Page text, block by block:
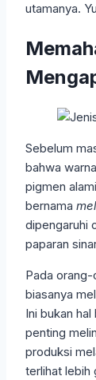
utamanya.
Sebelum
bahwa
pigmen
bernama
dipengaruhi
paparan
Pada
biasanya
Ini bukan
penting
produksi
terlihat lebih